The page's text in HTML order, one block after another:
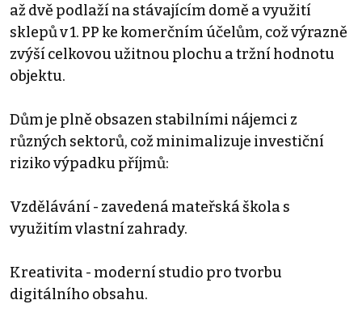
až dvě podlaží na stávajícím domě a využití
sklepů v 1. PP ke komerčním účelům, což výrazně
zvýší celkovou užitnou plochu a tržní hodnotu
objektu.
Dům je plně obsazen stabilními nájemci z
různých sektorů, což minimalizuje investiční
riziko výpadku příjmů:
Vzdělávání - zavedená mateřská škola s
využitím vlastní zahrady.
Kreativita - moderní studio pro tvorbu
digitálního obsahu.